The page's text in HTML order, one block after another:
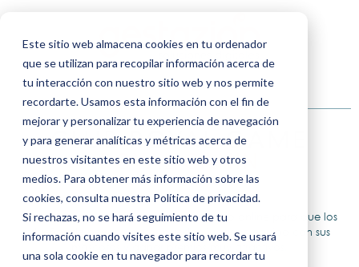
Este sitio web almacena cookies en tu ordenador
que se utilizan para recopilar información acerca de
tu interacción con nuestro sitio web y nos permite
recordarte. Usamos esta información con el fin de
mejorar y personalizar tu experiencia de navegación
y para generar analíticas y métricas acerca de
nuestros visitantes en este sitio web y otros
medios. Para obtener más información sobre las
cookies, consulta nuestra Política de privacidad.
Si rechazas, no se hará seguimiento de tu
información cuando visites este sitio web. Se usará
una sola cookie en tu navegador para recordar tu
SHOWROOM
CLUB ROYAL GAME
ROYAL CANIN
Club de fidelización / Gamification marketing
Royal Canin pone en marcha un espacio online para que los
dueños de perros y gatos puedan jugar en equipo con sus